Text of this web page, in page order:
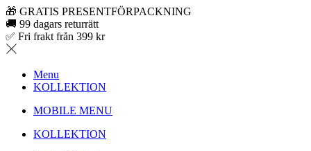
🎁 GRATIS PRESENTFÖRPACKNING
🚚 99 dagars returrätt
✅ Fri frakt från 399 kr
Menu
KOLLEKTION
MOBILE MENU
KOLLEKTION